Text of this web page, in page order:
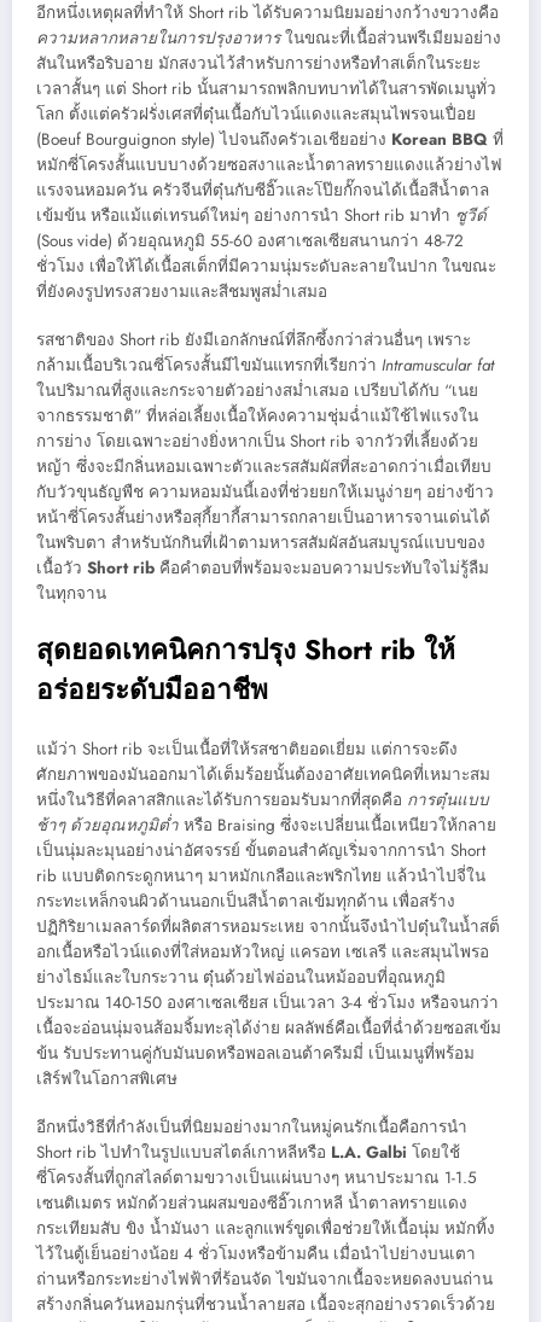
อีกหนึ่งเหตุผลที่ทำให้ Short rib ได้รับความนิยมอย่างกว้างขวางคือ
ความหลากหลายในการปรุงอาหารในขณะที่เนื้อส่วนพรีเมียมอย่าง
สันในหรือริบอาย มักสงวนไว้สำหรับการย่างหรือทำสเต็กในระยะ
เวลาสั้นๆ แต่ Short rib นั้นสามารถพลิกบทบาทได้ในสารพัดเมนูทั่ว
โลก ตั้งแต่ครัวฝรั่งเศสที่ตุ๋นเนื้อกับไวน์แดงและสมุนไพรจนเปื่อย
(Boeuf Bourguignon style) ไปจนถึงครัวเอเชียอย่าง Korean BBQ ที่
หมักซี่โครงสั้นแบบบางด้วยซอสงาและน้ำตาลทรายแดงแล้วย่างไฟ
แรงจนหอมควัน ครัวจีนที่ตุ๋นกับซีอิ๊วและโป๊ยกั๊กจนได้เนื้อสีน้ำตาล
เข้มข้น หรือแม้แต่เทรนด์ใหม่ๆ อย่างการนำ Short rib มาทำ ซูวีด์
(Sous vide) ด้วยอุณหภูมิ 55-60 องศาเซลเซียสนานกว่า 48-72
ชั่วโมง เพื่อให้ได้เนื้อสเต็กที่มีความนุ่มระดับละลายในปาก ในขณะ
ที่ยังคงรูปทรงสวยงามและสีชมพูสม่ำเสมอ
รสชาติของ Short rib ยังมีเอกลักษณ์ที่ลึกซึ้งกว่าส่วนอื่นๆ เพราะ
กล้ามเนื้อบริเวณซี่โครงสั้นมีไขมันแทรกที่เรียกว่า Intramuscular fat
ในปริมาณที่สูงและกระจายตัวอย่างสม่ำเสมอ เปรียบได้กับ “เนย
จากธรรมชาติ” ที่หล่อเลี้ยงเนื้อให้คงความชุ่มฉ่ำแม้ใช้ไฟแรงใน
การย่าง โดยเฉพาะอย่างยิ่งหากเป็น Short rib จากวัวที่เลี้ยงด้วย
หญ้า ซึ่งจะมีกลิ่นหอมเฉพาะตัวและรสสัมผัสที่สะอาดกว่าเมื่อเทียบ
กับวัวขุนธัญพืช ความหอมมันนี้เองที่ช่วยยกให้เมนูง่ายๆ อย่างข้าว
หน้าซี่โครงสั้นย่างหรือสุกี้ยากี้สามารถกลายเป็นอาหารจานเด่นได้
ในพริบตา สำหรับนักกินที่เฝ้าตามหารสสัมผัสอันสมบูรณ์แบบของ
เนื้อวัว Short rib คือคำตอบที่พร้อมจะมอบความประทับใจไม่รู้ลืม
ในทุกจาน
สุดยอดเทคนิคการปรุง Short rib ให้
อร่อยระดับมืออาชีพ
แม้ว่า Short rib จะเป็นเนื้อที่ให้รสชาติยอดเยี่ยม แต่การจะดึง
ศักยภาพของมันออกมาได้เต็มร้อยนั้นต้องอาศัยเทคนิคที่เหมาะสม
หนึ่งในวิธีที่คลาสสิกและได้รับการยอมรับมากที่สุดคือ การตุ๋นแบบ
ช้าๆ ด้วยอุณหภูมิต่ำ หรือ Braising ซึ่งจะเปลี่ยนเนื้อเหนียวให้กลาย
เป็นนุ่มละมุนอย่างน่าอัศจรรย์ ขั้นตอนสำคัญเริ่มจากการนำ Short
rib แบบติดกระดูกหนาๆ มาหมักเกลือและพริกไทย แล้วนำไปจี่ใน
กระทะเหล็กจนผิวด้านนอกเป็นสีน้ำตาลเข้มทุกด้าน เพื่อสร้าง
ปฏิกิริยาเมลลาร์ดที่ผลิตสารหอมระเหย จากนั้นจึงนำไปตุ๋นในน้ำสต็
อกเนื้อหรือไวน์แดงที่ใส่หอมหัวใหญ่ แครอท เซเลรี และสมุนไพรอ
ย่างไธม์และใบกระวาน ตุ๋นด้วยไฟอ่อนในหม้ออบที่อุณหภูมิ
ประมาณ 140-150 องศาเซลเซียส เป็นเวลา 3-4 ชั่วโมง หรือจนกว่า
เนื้อจะอ่อนนุ่มจนส้อมจิ้มทะลุได้ง่าย ผลลัพธ์คือเนื้อที่ฉ่ำด้วยซอสเข้ม
ข้น รับประทานคู่กับมันบดหรือพอลเอนต้าครีมมี่ เป็นเมนูที่พร้อม
เสิร์ฟในโอกาสพิเศษ
อีกหนึ่งวิธีที่กำลังเป็นที่นิยมอย่างมากในหมู่คนรักเนื้อคือการนำ
Short rib ไปทำในรูปแบบสไตล์เกาหลีหรือ L.A. Galbi โดยใช้
ซี่โครงสั้นที่ถูกสไลด์ตามขวางเป็นแผ่นบางๆ หนาประมาณ 1-1.5
เซนติเมตร หมักด้วยส่วนผสมของซีอิ๊วเกาหลี น้ำตาลทรายแดง
กระเทียมสับ ขิง น้ำมันงา และลูกแพร์ขูดเพื่อช่วยให้เนื้อนุ่ม หมักทิ้ง
ไว้ในตู้เย็นอย่างน้อย 4 ชั่วโมงหรือข้ามคืน เมื่อนำไปย่างบนเตา
ถ่านหรือกระทะย่างไฟฟ้าที่ร้อนจัด ไขมันจากเนื้อจะหยดลงบนถ่าน
สร้างกลิ่นควันหอมกรุ่นที่ชวนน้ำลายสอ เนื้อจะสุกอย่างรวดเร็วด้วย